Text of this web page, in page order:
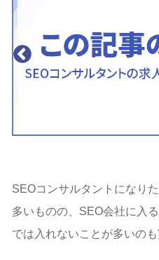
SEOコンサルタントになり
多いものの、SEO会社に入
では入れないことが多いのも